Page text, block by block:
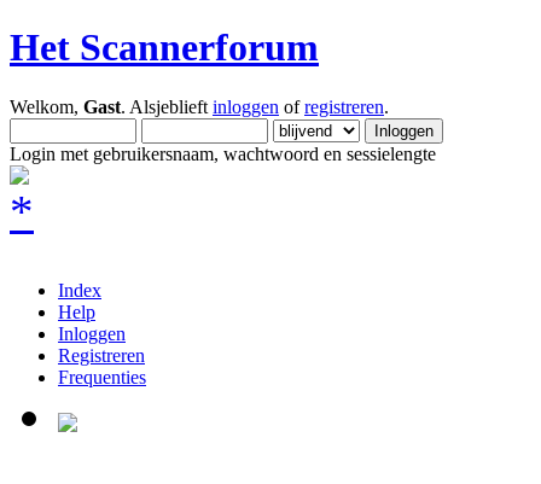
Het Scannerforum
Welkom, Gast. Alsjeblieft inloggen ofregistreren.
Login met gebruikersnaam, wachtwoord en sessielengte
Index
Help
Inloggen
Registreren
Frequenties